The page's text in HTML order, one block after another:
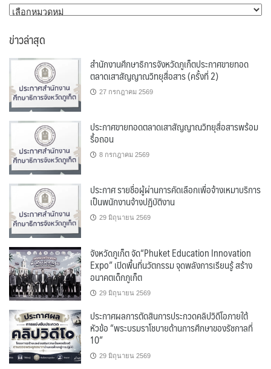
หมวด
ข่าวล่าสุด
สำนักงานศึกษาธิการจังหวัดภูเก็ตประกาศขายทอด
ตลาดเสาสัญญาณวิทยุสื่อสาร (ครั้งที่ 2)
27 กรกฎาคม 2569
ประกาศขายทอดตลาดเสาสัญญาณวิทยุสื่อสารพร้อม
รื้อถอน
8 กรกฎาคม 2569
ประกาศ รายชื่อผู้ผ่านการคัดเลือกเพื่อจ้างเหมาบริการ
เป็นพนักงานจ้างปฏิบัติงาน
29 มิถุนายน 2569
จังหวัดภูเก็ต จัด“Phuket Education Innovation
Expo” เปิดพื้นที่นวัตกรรม จุดพลังการเรียนรู้ สร้าง
อนาคตเด็กภูเก็ต
29 มิถุนายน 2569
ประกาศผลการตัดสินการประกวดคลิปวิดีโอภายใต้
หัวข้อ “พระบรมราโชบายด้านการศึกษาของรัชกาลที่
10”
29 มิถุนายน 2569